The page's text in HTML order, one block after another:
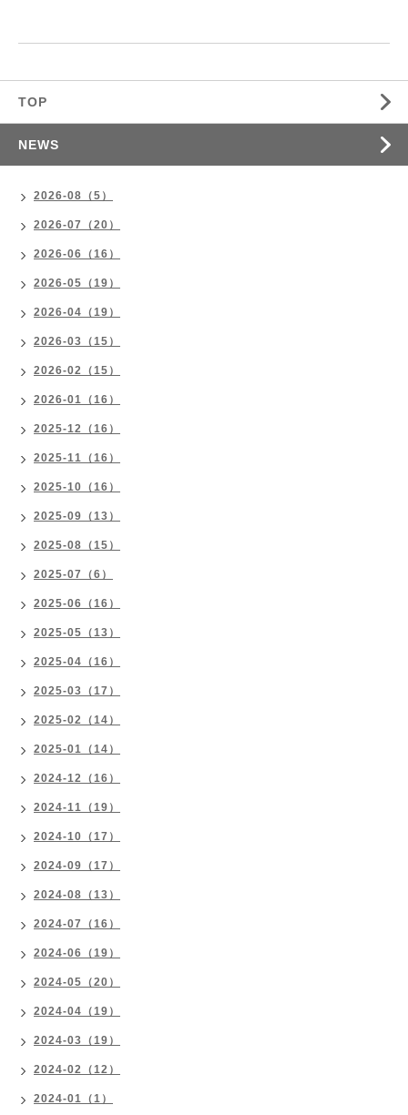
TOP
NEWS
2026-08（5）
2026-07（20）
2026-06（16）
2026-05（19）
2026-04（19）
2026-03（15）
2026-02（15）
2026-01（16）
2025-12（16）
2025-11（16）
2025-10（16）
2025-09（13）
2025-08（15）
2025-07（6）
2025-06（16）
2025-05（13）
2025-04（16）
2025-03（17）
2025-02（14）
2025-01（14）
2024-12（16）
2024-11（19）
2024-10（17）
2024-09（17）
2024-08（13）
2024-07（16）
2024-06（19）
2024-05（20）
2024-04（19）
2024-03（19）
2024-02（12）
2024-01（1）